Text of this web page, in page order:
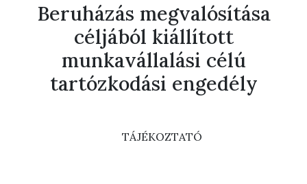
Beruházás megvalósítása
céljából kiállított
munkavállalási célú
tartózkodási engedély
TÁJÉKOZTATÓ